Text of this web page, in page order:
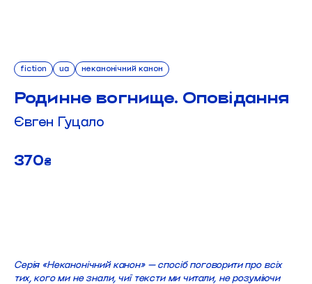
fiction ua неканонічний канон
Родинне вогнище. Оповідання
Євген Гуцало
370₴
Серія «Неканонічний канон» — спосіб поговорити про всіх
тих, кого ми не знали, чиї тексти ми читали, не розуміючи